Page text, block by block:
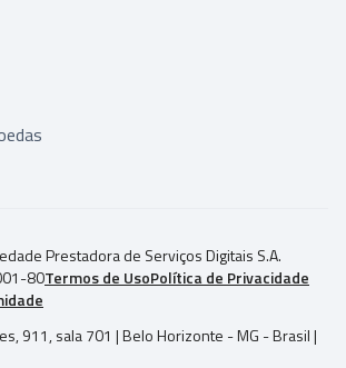
Prestadora de Serviços Digitais S.A.
80Termos de UsoPolítica de Privacidade
911, sala 701 | Belo Horizonte - MG - Brasil |